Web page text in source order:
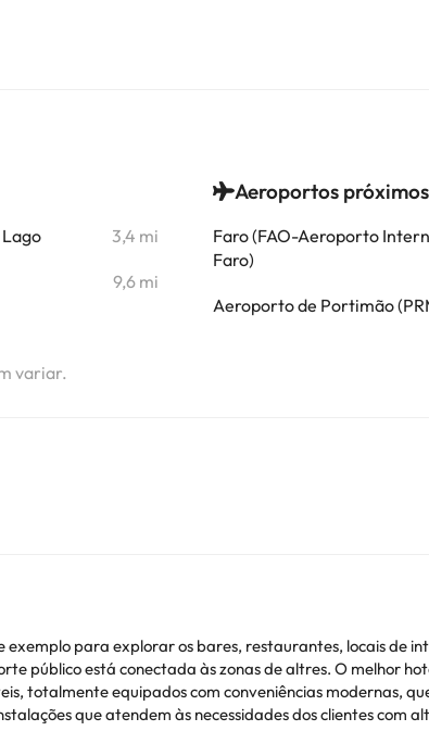
3,4 mi
9,6 mi
Aeroportos próximos
Faro (FAO-Aeroporto
Faro)
Aeroporto de Portimão
variar.
para explorar os bares, restaurantes, locais de
público está conectada às zonas de altres. O melhor
totalmente equipados com conveniências modernas,
que atendem às necessidades dos clientes com